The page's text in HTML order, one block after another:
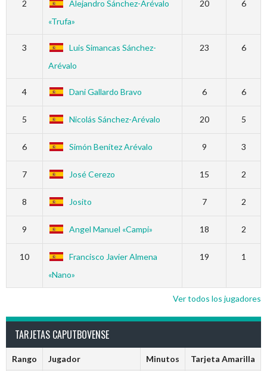
2
Alejandro Sánchez-Arévalo
«Trufa»
20 6
3
Luis Simancas Sánchez-
Arévalo
23 6
4 Dani Gallardo Bravo 6 6
5 Nicolás Sánchez-Arévalo 20 5
6 Simón Benítez Arévalo 9 3
7 José Cerezo 15 2
8 Josito 7 2
9 Angel Manuel «Campi» 18 2
10
Francisco Javier Almena
«Nano»
19 1
Ver todos los jugadores
TARJETAS CAPUTBOVENSE
Rango Jugador Minutos Tarjeta Amarilla